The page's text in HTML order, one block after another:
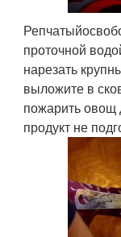
проточной
нарезать
выложите в
пожарить овощ
продукт не